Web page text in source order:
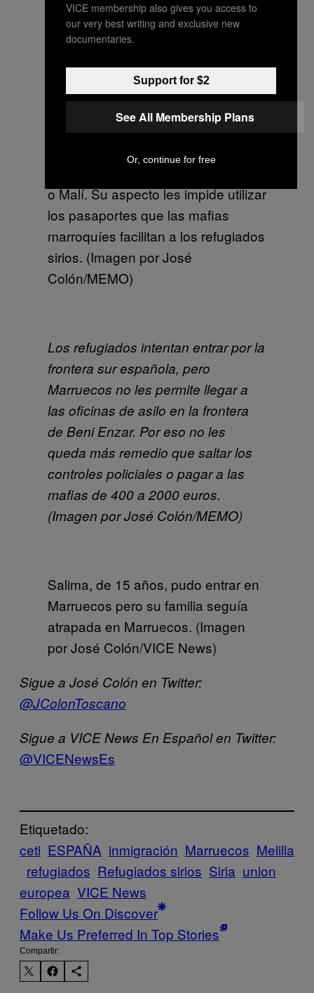
un ciudadano marroquí y pasó toda
la noche durmiendo al raso.
Muchos de los ciudadanos que
tratan cruzar la frontera son
o Malí. Su aspecto les impide utilizar
los pasaportes que las mafias
marroquíes facilitan a los refugiados
sirios. (Imagen por José
Colón/MEMO)
Los refugiados intentan entrar por la
frontera sur española, pero
Marruecos no les permite llegar a
las oficinas de asilo en la frontera
de Beni Enzar. Por eso no les
queda más remedio que saltar los
controles policiales o pagar a las
mafias de 400 a 2000 euros.
(Imagen por José Colón/MEMO)
Salima, de 15 años, pudo entrar en
Marruecos pero su familia seguía
atrapada en Marruecos. (Imagen
por José Colón/VICE News)
Sigue a José Colón en Twitter:
@JColonToscano
Sigue a VICE News En Español en Twitter:
@VICENewsEs
Etiquetado:
ceti ESPAÑA inmigración Marruecos Melilla
refugiados Refugiados sirios Siria union
europea VICE News
Follow Us On Discover
Make Us Preferred In Top Stories
Compartir:
VICE membership also gives you access to
our very best writing and exclusive new
documentaries.
Support for $2
See All Membership Plans
Or, continue for free